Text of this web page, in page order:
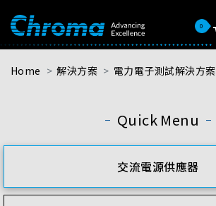
0
Home 解決方案 電力電子測試解決方案
Quick Menu
交流電源供應器